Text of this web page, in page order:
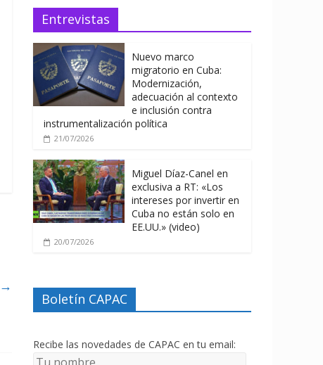
→
Entrevistas
Nuevo marco
migratorio en Cuba:
Modernización,
adecuación al contexto
e inclusión contra
instrumentalización política
21/07/2026
Miguel Díaz-Canel en
exclusiva a RT: «Los
intereses por invertir en
Cuba no están solo en
EE.UU.» (video)
20/07/2026
Boletín CAPAC
Recibe las novedades de CAPAC en tu email: